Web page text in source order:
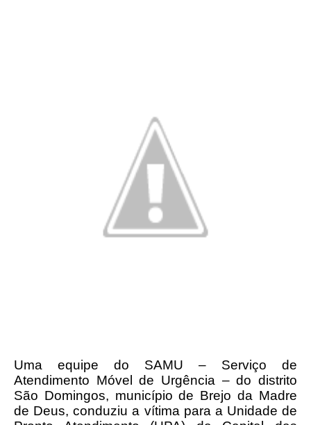
Uma equipe do SAMU – Serviço de
Atendimento Móvel de Urgência – do distrito
São Domingos, município de Brejo da Madre
de Deus, conduziu a vítima para a Unidade de